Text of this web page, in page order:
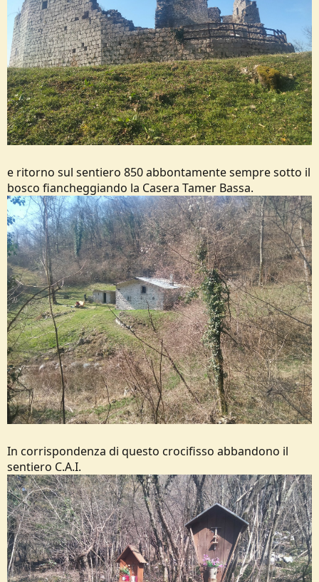
e ritorno sul sentiero 850 abbontamente sempre sotto il
bosco fiancheggiando la Casera Tamer Bassa.
In corrispondenza di questo crocifisso abbandono il
sentiero C.A.I.